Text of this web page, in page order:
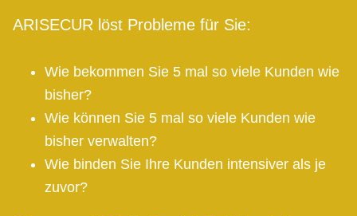
ARISECUR löst Probleme für Sie:
Wie bekommen Sie 5 mal so viele Kunden wie
bisher?
Wie können Sie 5 mal so viele Kunden wie
bisher verwalten?
Wie binden Sie Ihre Kunden intensiver als je
zuvor?